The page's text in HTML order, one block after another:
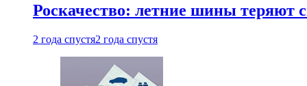
Роскачество: летние шины теряют
2 года спустя2 года спустя